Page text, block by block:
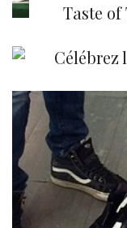
Taste of
Célébrez